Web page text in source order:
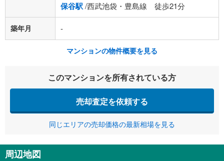
保谷駅/西武池袋・豊島線 徒歩21分
築年月 -
マンションの物件概要を見る
このマンションを所有されている方
売却査定を依頼する
同じエリアの売却価格の最新相場を見る
周辺地図